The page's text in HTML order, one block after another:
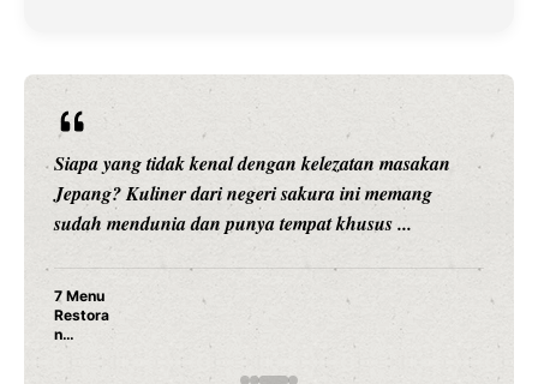
Siapa yang tidak kenal dengan kelezatan masakan
Jepang? Kuliner dari negeri sakura ini memang
sudah mendunia dan punya tempat khusus ...
7 Menu
Restora
n
Jepang
yang